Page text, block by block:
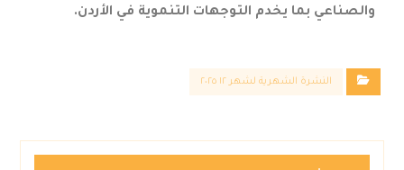
والصناعي بما يخدم التوجهات التنموية في الأردن.
النشرة الشهرية لشهر ١٢ ٢٠٢٥